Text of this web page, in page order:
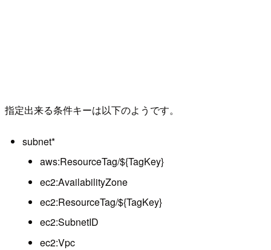
指定出来る条件キーは以下のようです。
subnet*
aws:ResourceTag/${TagKey}
ec2:AvailabilityZone
ec2:ResourceTag/${TagKey}
ec2:SubnetID
ec2:Vpc